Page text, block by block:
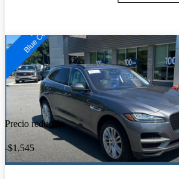
Precio reducido
-$1,545